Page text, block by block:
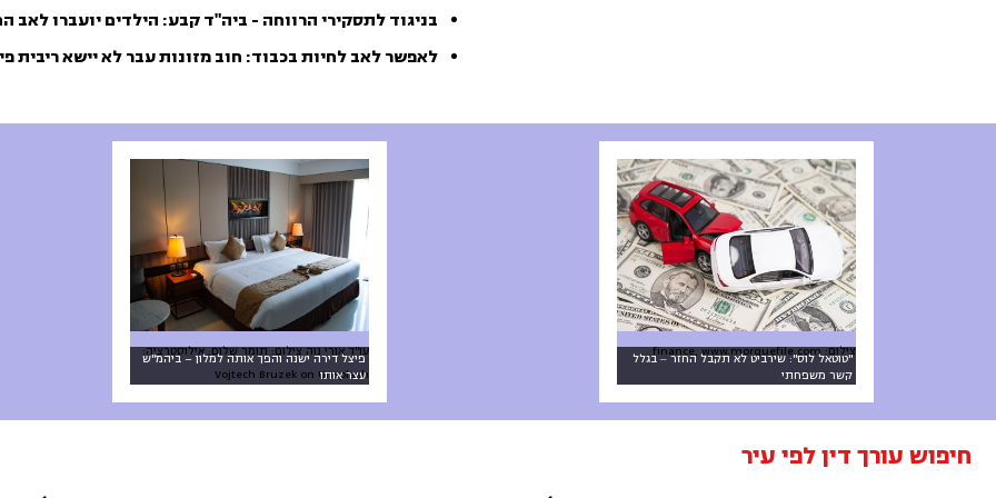
בניגוד לתסקירי הרווחה - ביה"ד קבע: הילדים יועברו לאב
לאפשר לאב לחיות בכבוד: חוב מזונות עבר לא יישא ריבית
"טוטאל לוס": שירביט לא תקבל החזר ‒ בגלל
קשר משפחתי
צילום: finance, www.morguefile.com
פיצל דירה ישנה והפך אותה למלון – ביהמ"ש
עצר אותו
עו"ד אורי נוה צילום: תומר שלום, אילוסטרציה:
Vojtech Bruzek on Unsplash
חיפוש עורך דין לפי עיר